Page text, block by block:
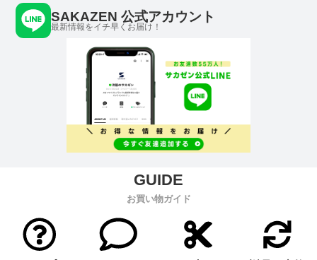
SAKAZEN 公式アカウント
最新情報をイチ早くお届け！
お買い物ガイド